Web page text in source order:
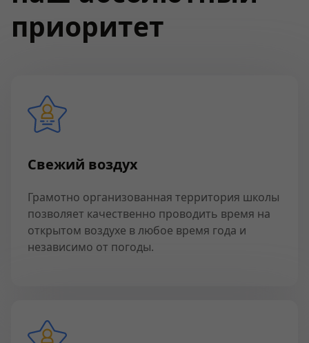
приоритет
Свежий воздух
Грамотно организованная территория школы
позволяет качественно проводить время на
открытом воздухе в любое время года и
независимо от погоды.